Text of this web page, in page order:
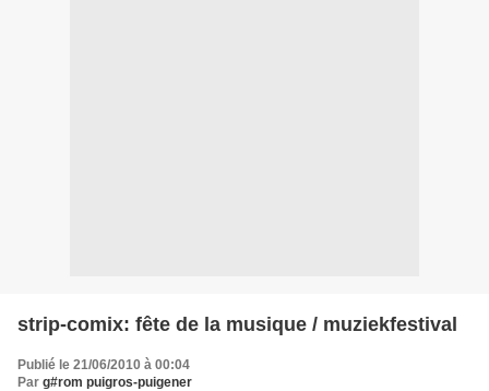
strip-comix: fête de la musique / muziekfestival
Publié le 21/06/2010 à 00:04
Par g#rom puigros-puigener